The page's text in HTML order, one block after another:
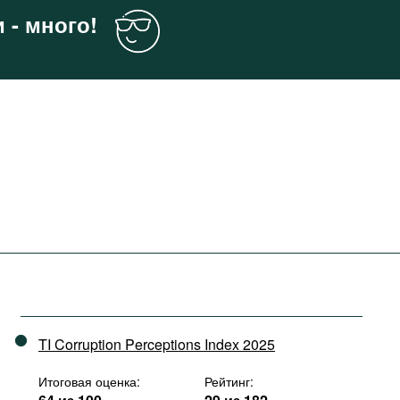
- много!
TI Corruption Perceptions Index 2025
Итоговая оценка: Рейтинг: